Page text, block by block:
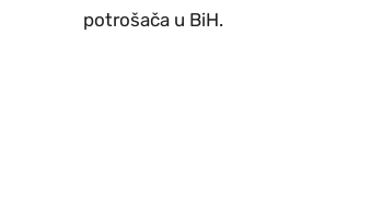
potrošača u BiH.